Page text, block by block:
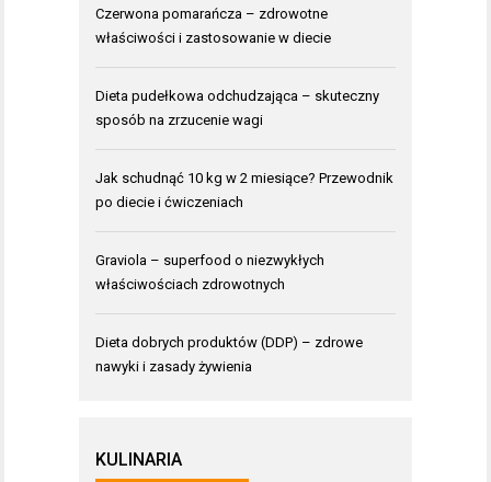
Czerwona pomarańcza – zdrowotne
właściwości i zastosowanie w diecie
Dieta pudełkowa odchudzająca – skuteczny
sposób na zrzucenie wagi
Jak schudnąć 10 kg w 2 miesiące? Przewodnik
po diecie i ćwiczeniach
Graviola – superfood o niezwykłych
właściwościach zdrowotnych
Dieta dobrych produktów (DDP) – zdrowe
nawyki i zasady żywienia
KULINARIA